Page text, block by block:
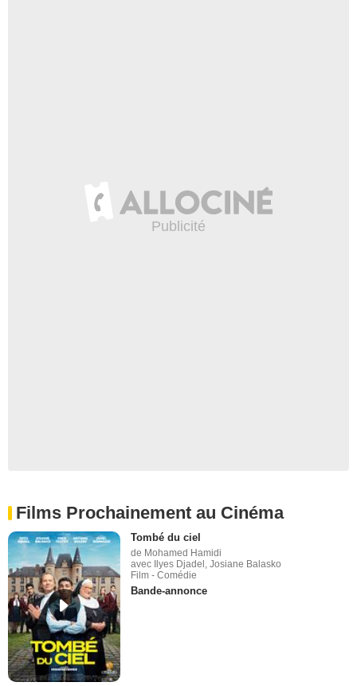
Films Prochainement au Cinéma
Tombé du ciel
de Mohamed Hamidi
avec Ilyes Djadel, Josiane Balasko
Film - Comédie
Bande-annonce